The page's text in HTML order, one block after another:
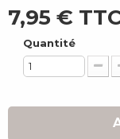
7,95 €
Quantité